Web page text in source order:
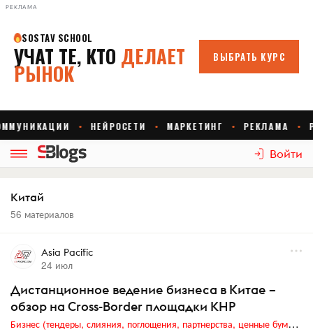
РЕКЛАМА
Войти
Китай
56 материалов
Asia Pacific
24 июл
Дистанционное ведение бизнеса в Китае –
обзор на Cross-Border площадки КНР
Бизнес (тендеры, слияния, поглощения, партнерства, ценные бумаги, акционеры, финансы и отчетность)